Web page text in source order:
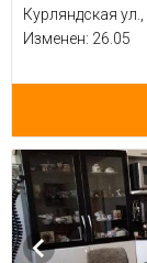
Курляндская ул.,
Изменен: 26.05